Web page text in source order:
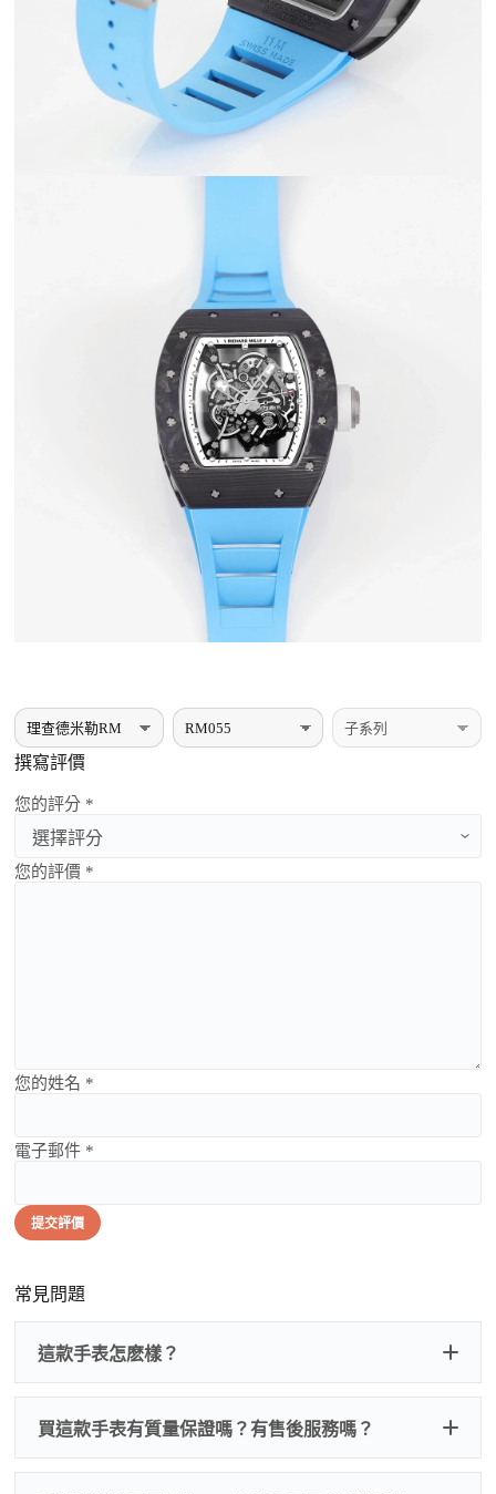
撰寫評價
您的評分 *
您的評價 *
您的姓名 *
電子郵件 *
提交評價
常見問題
這款手表怎麽樣？
買這款手表有質量保證嗎？有售後服務嗎？